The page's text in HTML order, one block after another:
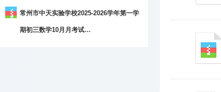
常州市中天实验学校2025-2026学年第一学
期初三数学10月月考试…